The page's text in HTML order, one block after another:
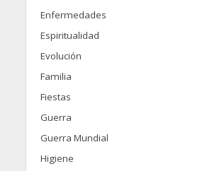
Enfermedades
Espiritualidad
Evolución
Familia
Fiestas
Guerra
Guerra Mundial
Higiene